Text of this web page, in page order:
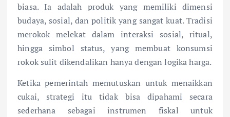
biasa. Ia adalah produk yang memiliki dimensi
budaya, sosial, dan politik yang sangat kuat. Tradisi
merokok melekat dalam interaksi sosial, ritual,
hingga simbol status, yang membuat konsumsi
rokok sulit dikendalikan hanya dengan logika harga.
Ketika pemerintah memutuskan untuk menaikkan
cukai, strategi itu tidak bisa dipahami secara
sederhana sebagai instrumen fiskal untuk